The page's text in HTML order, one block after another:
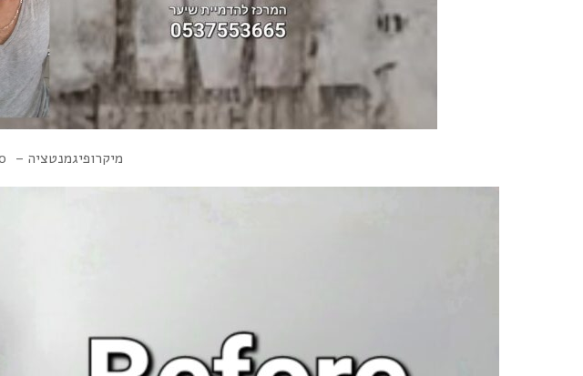
מיקרופיגמנטציה – Vivo – המרכז להדמיית קו שיער